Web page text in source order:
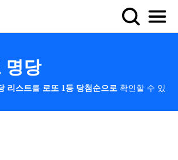
명당
리스트를 로또 1등 당첨순으로 확인할 수 있